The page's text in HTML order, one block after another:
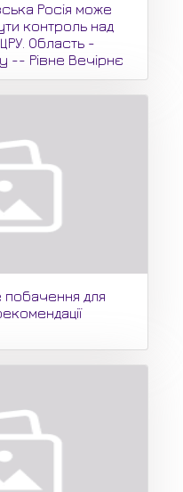
Росія може
контроль над
Область -
-- Рівне Вечірнє
побачення для